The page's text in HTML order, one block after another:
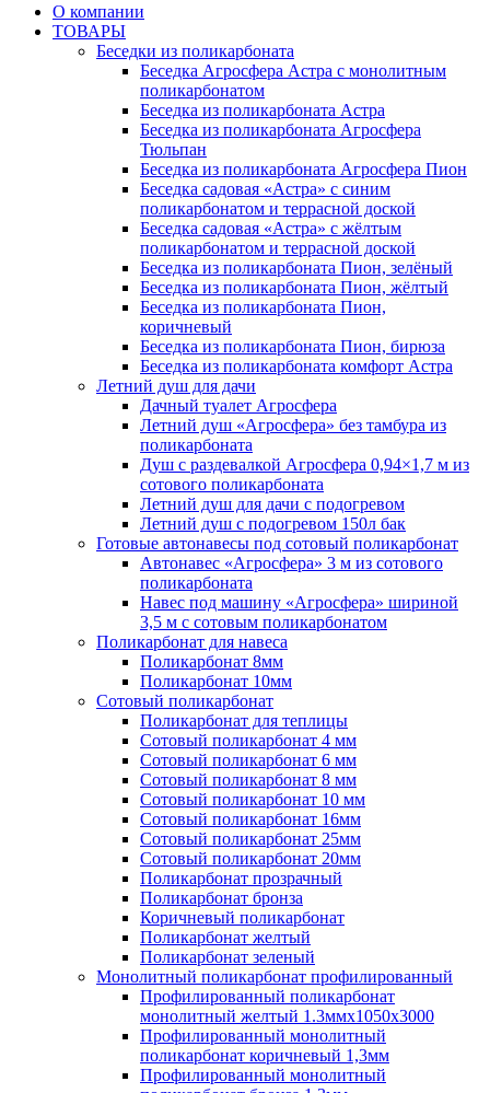
О компании
ТОВАРЫ
Беседки из поликарбоната
Беседка Агросфера Астра с монолитным
поликарбонатом
Беседка из поликарбоната Астра
Беседка из поликарбоната Агросфера
Тюльпан
Беседка из поликарбоната Агросфера Пион
Беседка садовая «Астра» с синим
поликарбонатом и террасной доской
Беседка садовая «Астра» с жёлтым
поликарбонатом и террасной доской
Беседка из поликарбоната Пион, зелёный
Беседка из поликарбоната Пион, жёлтый
Беседка из поликарбоната Пион,
коричневый
Беседка из поликарбоната Пион, бирюза
Беседка из поликарбоната комфорт Астра
Летний душ для дачи
Дачный туалет Агросфера
Летний душ «Агросфера» без тамбура из
поликарбоната
Душ с раздевалкой Агросфера 0,94×1,7 м из
сотового поликарбоната
Летний душ для дачи с подогревом
Летний душ с подогревом 150л бак
Готовые автонавесы под сотовый поликарбонат
Автонавес «Агросфера» 3 м из сотового
поликарбоната
Навес под машину «Агросфера» шириной
3,5 м с сотовым поликарбонатом
Поликарбонат для навеса
Поликарбонат 8мм
Поликарбонат 10мм
Сотовый поликарбонат
Поликарбонат для теплицы
Сотовый поликарбонат 4 мм
Сотовый поликарбонат 6 мм
Сотовый поликарбонат 8 мм
Сотовый поликарбонат 10 мм
Сотовый поликарбонат 16мм
Сотовый поликарбонат 25мм
Сотовый поликарбонат 20мм
Поликарбонат прозрачный
Поликарбонат бронза
Коричневый поликарбонат
Поликарбонат желтый
Поликарбонат зеленый
Монолитный поликарбонат профилированный
Профилированный поликарбонат
монолитный желтый 1.3ммх1050х3000
Профилированный монолитный
поликарбонат коричневый 1,3мм
Профилированный монолитный